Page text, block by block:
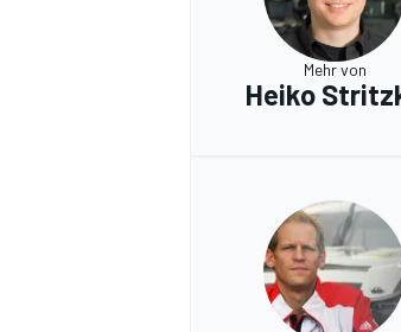
Mehr von
Heiko